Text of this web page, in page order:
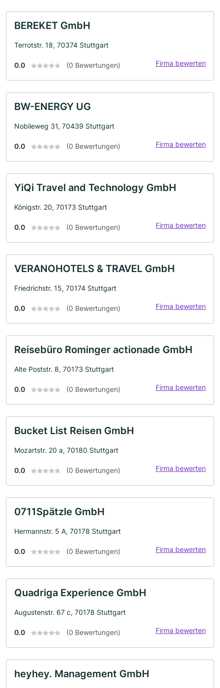
BEREKET GmbH
Terrotstr. 18, 70374 Stuttgart
0.0 (0 Bewertungen) Firma bewerten
BW-ENERGY UG
Nobileweg 31, 70439 Stuttgart
0.0 (0 Bewertungen) Firma bewerten
YiQi Travel and Technology GmbH
Königstr. 20, 70173 Stuttgart
0.0 (0 Bewertungen) Firma bewerten
VERANOHOTELS & TRAVEL GmbH
Friedrichstr. 15, 70174 Stuttgart
0.0 (0 Bewertungen) Firma bewerten
Reisebüro Rominger actionade GmbH
Alte Poststr. 8, 70173 Stuttgart
0.0 (0 Bewertungen) Firma bewerten
Bucket List Reisen GmbH
Mozartstr. 20 a, 70180 Stuttgart
0.0 (0 Bewertungen) Firma bewerten
0711Spätzle GmbH
Hermannstr. 5 A, 70178 Stuttgart
0.0 (0 Bewertungen) Firma bewerten
Quadriga Experience GmbH
Augustenstr. 67 c, 70178 Stuttgart
0.0 (0 Bewertungen) Firma bewerten
heyhey. Management GmbH